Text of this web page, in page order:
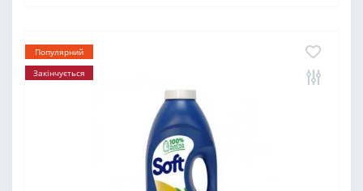
Популярний
Закінчується